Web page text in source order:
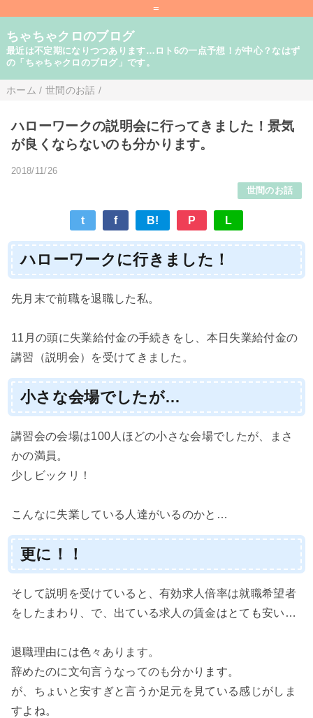
=
ちゃちゃクロのブログ
最近は不定期になりつつあります…ロト6の一点予想！が中心？なはず
の「ちゃちゃクロのブログ」です。
ホーム / 世間のお話 /
ハローワークの説明会に行ってきました！景気
が良くならないのも分かります。
2018/11/26
世間のお話
t f B! P L
ハローワークに行きました！
先月末で前職を退職した私。
11月の頭に失業給付金の手続きをし、本日失業給付金の
講習（説明会）を受けてきました。
小さな会場でしたが…
講習会の会場は100人ほどの小さな会場でしたが、まさ
かの満員。
少しビックリ！
こんなに失業している人達がいるのかと…
更に！！
そして説明を受けていると、有効求人倍率は就職希望者
をしたまわり、で、出ている求人の賃金はとても安い…
退職理由には色々あります。
辞めたのに文句言うなってのも分かります。
が、ちょいと安すぎと言うか足元を見ている感じがしま
すよね。